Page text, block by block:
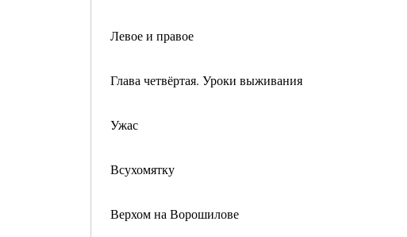
Левое и правое
Глава четвёртая. Уроки выживания
Ужас
Всухомятку
Верхом на Ворошилове